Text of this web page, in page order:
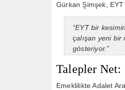
Gürkan Şimşek,
“EYT bir
çalışan yeni
gösteriyor.”
Talepler Net:
Emeklilikte Adalet